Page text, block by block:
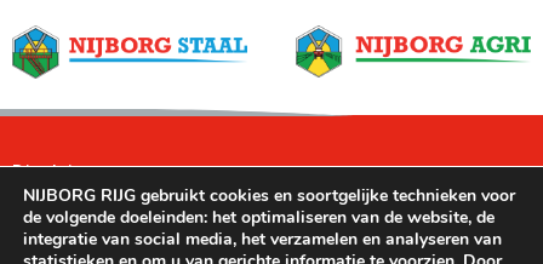
Disclaimer
Leveringsvoorwaarden
Privacybeleid
NIJBORG RIJG gebruikt cookies en soortgelijke technieken voor
de volgende doeleinden: het optimaliseren van de website, de
integratie van social media, het verzamelen en analyseren van